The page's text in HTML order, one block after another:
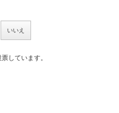
いいえ
しています。